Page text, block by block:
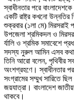
স্বাধীনতার পরে
একটি রাষ্ট্র কখনো উন্নতির
শুক্রবার (১লা মে)
উপজেলা শ্রমিকদল ও
র্যালি ও শ্রমিক সমাবেশে
সদস্য নুরুল আমিন এসব
‎তিনি আরো বলেন, পৃথিবীর
অংশগ্রহণে। স্বাধীনতার
সংগ্রামের সম্মুখ সারিতে
জয়যাত্রা। বাংলাদেশ
থাকবে।